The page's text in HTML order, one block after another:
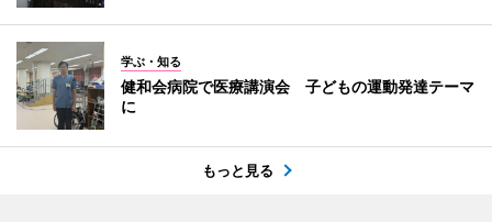
学ぶ・知る
健和会病院で医療講演会 子どもの運動発達テーマ
に
もっと見る